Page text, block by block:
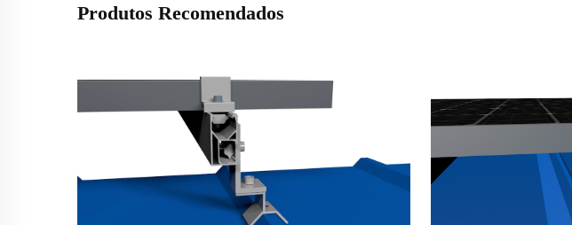
Produtos Recomendados